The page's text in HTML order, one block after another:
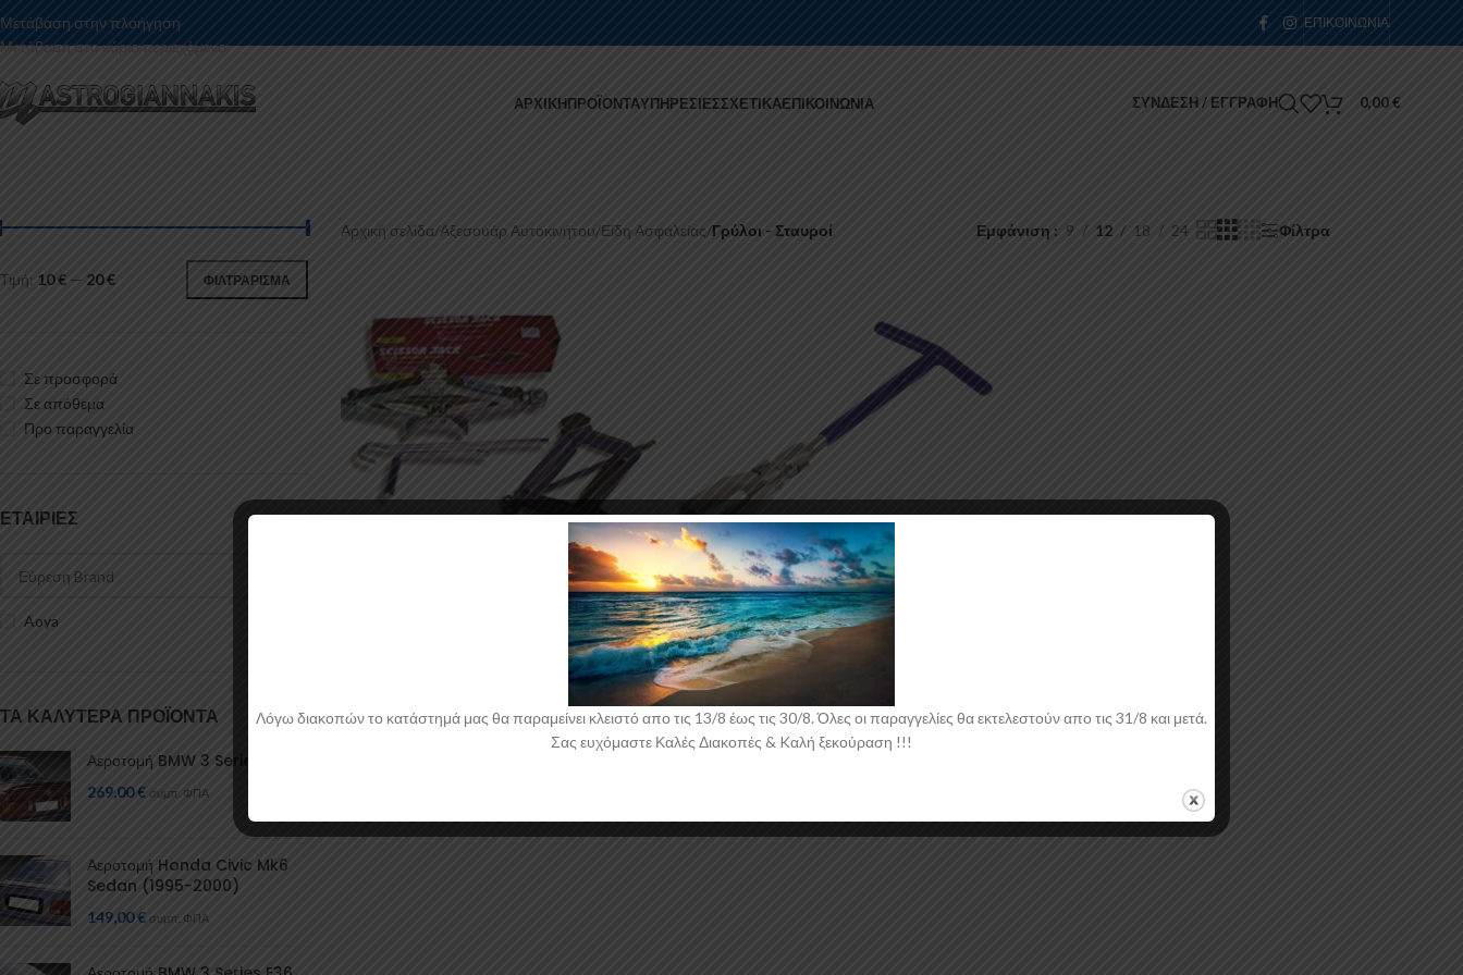
Μετάβαση στην πλοήγηση
Μετάβαση στο κύριο περιεχόμενο
ΕΠΙΚΟΙΝΩΝΊΑ
ΑΡΧΙΚΉΠΡΟΪΌΝΤΑΥΠΗΡΕΣΊΕΣΣΧΕΤΙΚΆΕΠΙΚΟΙΝΩΝΊΑ ΣΎΝΔΕΣΗ / ΕΓΓΡΑΦΉ 0,00€
ΦΙΛΤΡΆΡΙΣΜΑ
Τιμή: 10 € — 20 €
Σε προσφορά
Σε απόθεμα
Προ παραγγελία
ΕΤΑΙΡΊΕΣ
Aoya
ΤΑ ΚΑΛΎΤΕΡΑ ΠΡΟΪΌΝΤΑ
Αεροτομή BMW 3 Series E30
269,00€ συμπ. ΦΠΑ
Αεροτομή Honda Civic Mk6
Sedan (1995-2000)
149,00€ συμπ. ΦΠΑ
Αρχική σελίδα/Αξεσουάρ Αυτοκινήτου/Είδη Ασφαλείας/Γρύλοι - Σταυροί Εμφάνιση 9 12 18 24 Φίλτρα
Αξεσουάρ
ΕΞΑΝ
ΤΛΉΘ
ΗΚΕ
Μπουλονόκλειδο γωνία (D004) Xian 1τμχ
Autolegend
Είδη Ασφαλείας,Γρύλοι - Σταυροί,Αξεσουάρ
Αυτοκινήτου
Λόγω διακοπών το κατάστημά μας θα παραμείνει κλειστό απο τις 13/8 έως τις 30/8. Όλες οι παραγγελίες θα εκτελεστούν απο τις 31/8 και μετά.
Σας ευχόμαστε Καλές Διακοπές & Kαλή ξεκούραση !!!